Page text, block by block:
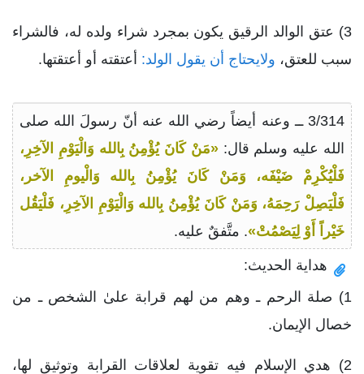
3) عتق الوالد الرقيق يكون بمجرد شراء ولده له، فالشراء
سبب للعتق، ولايحتاج أن يقول الولد: أعتقته أو أعتقتها.
3/314 ــ وعنه أيضاً رضي الله عنه أنّ رسولَ الله صلى
الله عليه وسلم قال:«مَنْ كَانَ يُؤْمِنُ بِالله وَالْيَوْمِ الآخِرِ،
فَلْيُكْرِمْ ضَيْفَه، وَمَنْ كَانَ يُؤْمِنُ بِالله وَالْيومِ الآخر،
فَلْيَصِلْ رَحِمَهُ، وَمَنْ كَانَ يُؤْمِنُ بِالله وَالْيَوْمِ الآخِرِ، فَلْيَقُل
خَيْراً أَوْ لِيَصْمُتْ». متَّفقٌ عليه.
هداية الحديث:
1) صلة الرحم ـ وهم من لهم قرابة علىٰ الشخص ـ من
خصال الإيمان.
2) هدي الإسلام فيه تقوية لعلاقات القرابة وتوثيق لها،